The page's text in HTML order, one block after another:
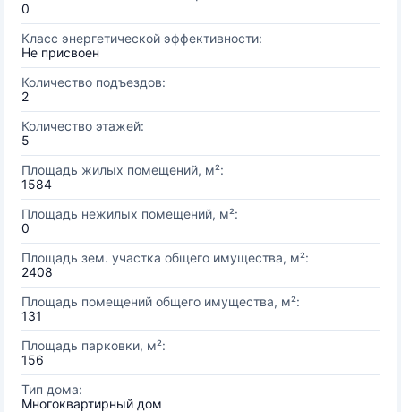
0
Класс энергетической эффективности:
Не присвоен
Количество подъездов:
2
Количество этажей:
5
Площадь жилых помещений, м²:
1584
Площадь нежилых помещений, м²:
0
Площадь зем. участка общего имущества, м²:
2408
Площадь помещений общего имущества, м²:
131
Площадь парковки, м²:
156
Тип дома:
Многоквартирный дом